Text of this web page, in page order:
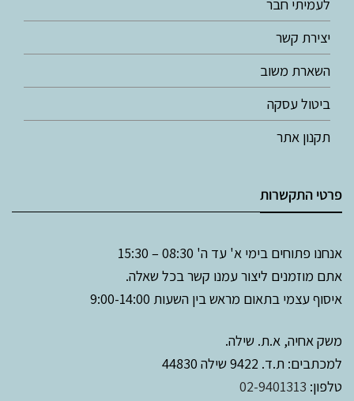
לעמיתי חבר
יצירת קשר
השארת משוב
ביטול עסקה
תקנון אתר
פרטי התקשרות
אנחנו פתוחים בימי א' עד ה' 08:30 – 15:30
אתם מוזמנים ליצור עמנו קשר בכל שאלה.
איסוף עצמי בתאום מראש בין השעות 9:00-14:00
משק אחיה, א.ת. שילה.
למכתבים: ת.ד. 9422 שילה 44830
טלפון: 02-9401313